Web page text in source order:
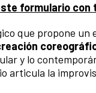
formulario con
que propone un
y lo
articula la